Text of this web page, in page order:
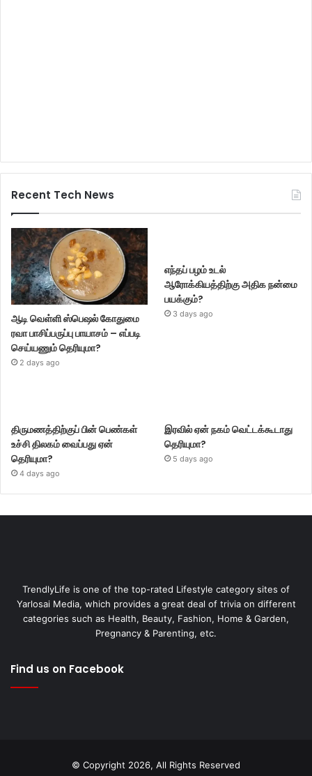
Recent Tech News
ஆடி வெள்ளி ஸ்பெஷல் கோதுமை
ரவா பாசிப்பருப்பு பாயாசம் – எப்படி
செய்யணும் தெரியுமா?
2 days ago
எந்தப் பழம் உடல்
ஆரோக்கியத்திற்கு அதிக நன்மை
பயக்கும்?
3 days ago
திருமணத்திற்குப் பின் பெண்கள்
உச்சி திலகம் வைப்பது ஏன்
தெரியுமா?
4 days ago
இரவில் ஏன் நகம் வெட்டக்கூடாது
தெரியுமா?
5 days ago
TrendlyLife is one of the top-rated Lifestyle category sites of
Yarlosai Media, which provides a great deal of trivia on different
categories such as Health, Beauty, Fashion, Home & Garden,
Pregnancy & Parenting, etc.
Find us on Facebook
© Copyright 2026, All Rights Reserved